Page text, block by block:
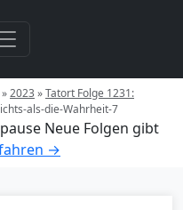
»2023»Tatort Folge 1231:
als-die-Wahrheit-7
Neue Folgen gibt
→